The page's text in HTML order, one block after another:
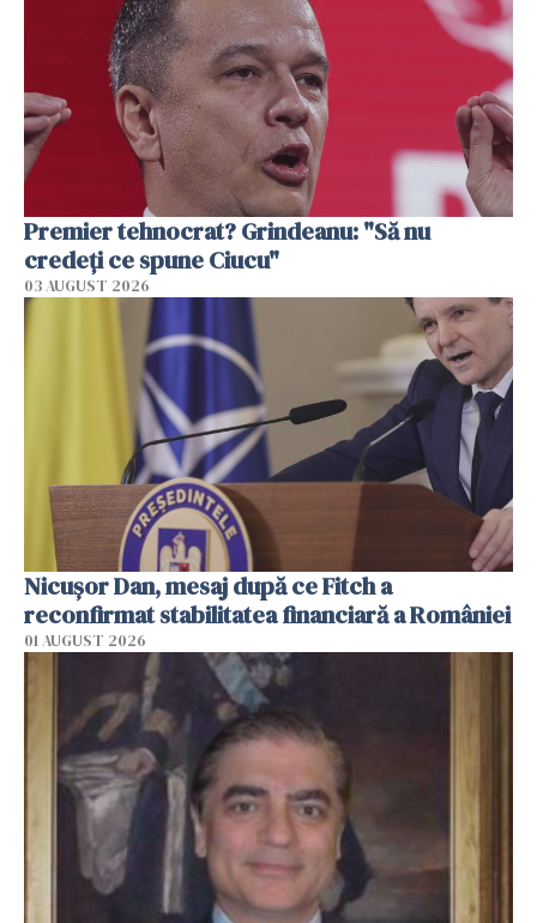
Premier tehnocrat? Grindeanu: "Să nu
credeți ce spune Ciucu"
03 AUGUST 2026
Nicuşor Dan, mesaj după ce Fitch a
reconfirmat stabilitatea financiară a României
01 AUGUST 2026